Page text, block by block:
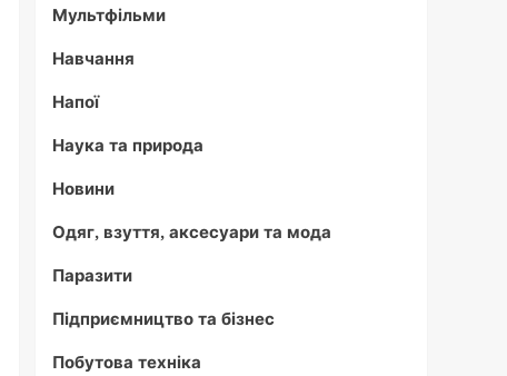
Мультфільми
Навчання
Напої
Наука та природа
Новини
Одяг, взуття, аксесуари та мода
Паразити
Підприємництво та бізнес
Побутова техніка